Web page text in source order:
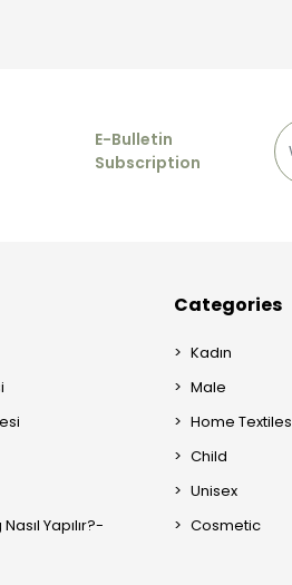
E-Bulletin
Subscription
Yapılır?-
Categories
Kadın
Male
Home Textiles
Child
Unisex
Cosmetic